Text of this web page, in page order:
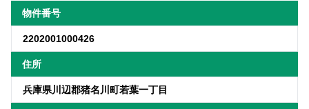
物件番号
2202001000426
住所
兵庫県川辺郡猪名川町若葉一丁目